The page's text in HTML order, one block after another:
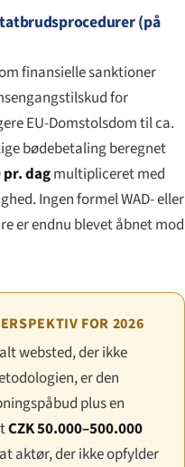
(på
finansielle sanktioner
for
EU-Domstolsdom til ca.
bødebetaling beregnet
pr. dagmultipliceret med
Ingen formel WAD- eller
er endnu blevet åbnet mod
FOR 2026
websted, der ikke
er den
plus en
CZK 50.000–500.000
aktør, der ikke opfylder